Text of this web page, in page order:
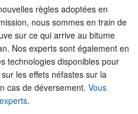
règles adoptées en
nous sommes en train de
sur ce qui arrive au bitume
Nos experts sont également en
technologies disponibles pour
les effets néfastes sur la
cas de déversement. Vous
.